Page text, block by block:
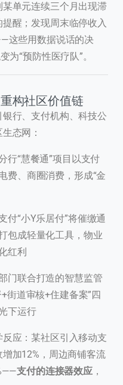
单元连续三个月出现滞
醒；发现周末临停收入
这些用数据说话的决
为“预防性医疗队”。
构社区价值链
行、支付机构、科技公
态网：
行“慧餐通”项目以支付
费、商圈消费，形成“金
付“小Y乐居付”将催缴通
包成轻量化工具，物业
红利
门联合打造的智慧监管
街道审核+住建备案”四
下运行
应：某社区引入移动支
加12%，周边商铺客流
支付的连接器效应 ，